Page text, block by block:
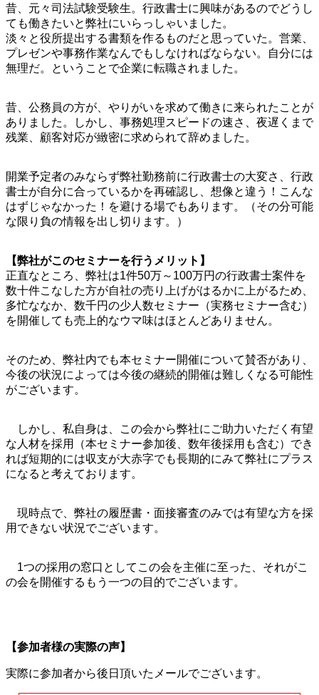
昔、元々司法試験受験生。行政書士に興味があるのでどうし
ても働きたいと弊社にいらっしゃいました。
淡々と役所提出する書類を作るものだと思っていた。営業、
プレゼンや事務作業なんでもしなければならない。自分には
無理だ。ということで企業に転職されました。
昔、公務員の方が、やりがいを求めて働きに来られたことが
ありました。しかし、事務処理スピードの速さ、夜遅くまで
残業、顧客対応が緻密に求められて辞めました。
開業予定者のみならず弊社勤務前に行政書士の大変さ、行政
書士が自分に合っているかを再確認し、想像と違う！こんな
はずじゃなかった！を避ける場でもあります。（その分可能
な限り負の情報を出し切ります。）
【弊社がこのセミナーを行うメリット】
正直なところ、弊社は1件50万～100万円の行政書士案件を
数十件こなした方が自社の売り上げがはるかに上がるため、
多忙ななか、数千円の少人数セミナー（実務セミナー含む）
を開催しても売上的なウマ味はほとんどありません。
そのため、弊社内でも本セミナー開催について賛否があり、
今後の状況によっては今後の継続的開催は難しくなる可能性
がございます。
しかし、私自身は、この会から弊社にご助力いただく有望
な人材を採用（本セミナー参加後、数年後採用も含む）でき
れば短期的には収支が大赤字でも長期的にみて弊社にプラス
になると考えております。
現時点で、弊社の履歴書・面接審査のみでは有望な方を採
用できない状況でございます。
1つの採用の窓口としてこの会を主催に至った、それがこ
の会を開催するもう一つの目的でございます。
【参加者様の実際の声】
実際に参加者から後日頂いたメールでございます。